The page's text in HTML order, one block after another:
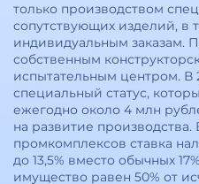
только производством
сопутствующих изделий, в
индивидуальным заказам.
собственным
испытательным центром. В
специальный статус,
ежегодно около 4 млн
на развитие производства.
промкомплексов ставка
до 13,5% вместо обычных
имущество равен 50% от